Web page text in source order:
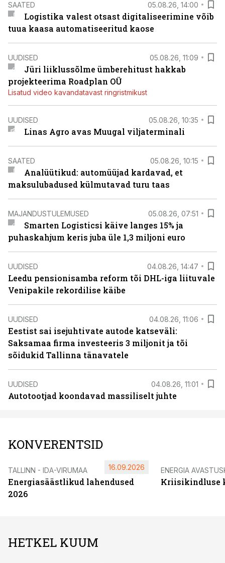
SAATED 05.08.26, 14:00
Logistika valest otsast digitaliseerimine võib
tuua kaasa automatiseeritud kaose
UUDISED 05.08.26, 11:09
Jüri liiklussõlme ümberehitust hakkab
projekteerima Roadplan OÜ
Lisatud video kavandatavast ringristmikust
UUDISED 05.08.26, 10:35
Linas Agro avas Muugal viljaterminali
SAATED 05.08.26, 10:15
Analüütikud: automüüjad kardavad, et
maksulubadused külmutavad turu taas
MAJANDUSTULEMUSED 05.08.26, 07:51
Smarten Logisticsi käive langes 15% ja
puhaskahjum keris juba üle 1,3 miljoni euro
UUDISED 04.08.26, 14:47
Leedu pensionisamba reform tõi DHL-iga liituvale
Venipakile rekordilise käibe
UUDISED 04.08.26, 11:06
Eestist sai isejuhtivate autode katseväli:
Saksamaa firma investeeris 3 miljonit ja tõi
sõidukid Tallinna tänavatele
UUDISED 04.08.26, 11:01
Autotootjad koondavad massiliselt juhte
KONVERENTSID
TALLINN - IDA-VIRUMAA
Energiasäästlikud lahendused
2026
16.09.2026 ENERGIA
Kriisikindluse
HETKEL KUUM